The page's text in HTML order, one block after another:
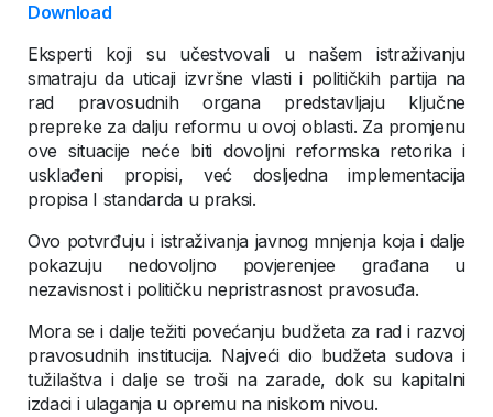
Download
Eksperti koji su učestvovali u našem istraživanju
smatraju da uticaji izvršne vlasti i političkih partija na
rad pravosudnih organa predstavljaju ključne
prepreke za dalju reformu u ovoj oblasti. Za promjenu
ove situacije neće biti dovoljni reformska retorika i
usklađeni propisi, već dosljedna implementacija
propisa I standarda u praksi.
Ovo potvrđuju i istraživanja javnog mnjenja koja i dalje
pokazuju nedovoljno povjerenjee građana u
nezavisnost i političku nepristrasnost pravosuđa.
Mora se i dalje težiti povećanju budžeta za rad i razvoj
pravosudnih institucija. Najveći dio budžeta sudova i
tužilaštva i dalje se troši na zarade, dok su kapitalni
izdaci i ulaganja u opremu na niskom nivou.